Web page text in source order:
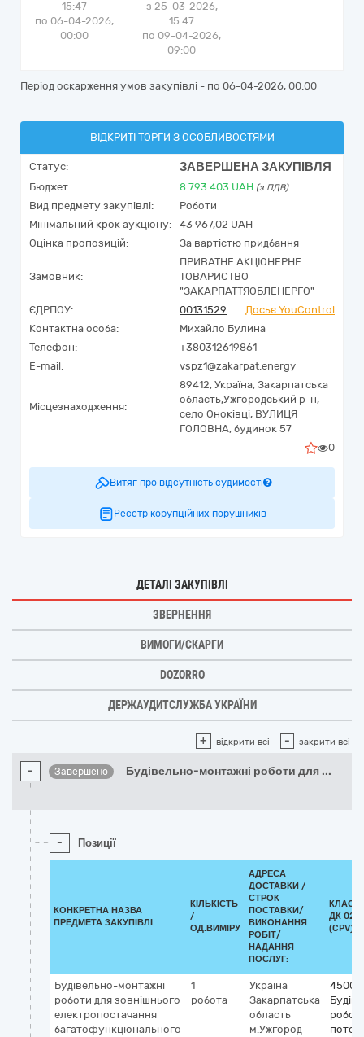
15:47
по 06-04-2026,
00:00
з 25-03-2026,
15:47
по 09-04-2026,
09:00
Період оскарження умов закупівлі - по 06-04-2026, 00:00
ВІДКРИТІ ТОРГИ З ОСОБЛИВОСТЯМИ
Статус: ЗАВЕРШЕНА ЗАКУПІВЛЯ
Бюджет: 8 793 403 UAH (з ПДВ)
Вид предмету закупівлі:
Роботи
Мінімальний крок аукціону:
43 967,02 UAH
Оцінка пропозицій:
За вартістю придбання
Замовник:
ПРИВАТНЕ АКЦІОНЕРНЕ
ТОВАРИСТВО
"ЗАКАРПАТТЯОБЛЕНЕРГО"
ЄДРПОУ:
00131529
Досьє YouControl
Контактна особа:
Михайло Булина
Телефон:
+380312619861
E-mail:
vspz1@zakarpat.energy
Місцезнаходження:
89412, Україна, Закарпатська
область,Ужгородський р-н,
село Оноківці, ВУЛИЦЯ
ГОЛОВНА, будинок 57
0
Витяг про відсутність судимості
Реєстр корупційних порушників
ДЕТАЛІ ЗАКУПІВЛІ
ЗВЕРНЕННЯ
ВИМОГИ/СКАРГИ
DOZORRO
ДЕРЖАУДИТСЛУЖБА УКРАЇНИ
+ відкрити всі - закрити всі
- Завершено Будівельно-монтажні роботи для ...
- Позиції
КОНКРЕТНА НАЗВА
ПРЕДМЕТА ЗАКУПІВЛІ
КІЛЬКІСТЬ
/
ОД.ВИМІРУ
АДРЕСА
ДОСТАВКИ /
СТРОК
ПОСТАВКИ/
ВИКОНАННЯ
РОБІТ/
НАДАННЯ
ПОСЛУГ:
ДК
(CPV)
Будівельно-монтажні
роботи для зовнішнього
електропостачання
багатофункціонального
1
робота
Україна
Закарпатська
область
м.Ужгород